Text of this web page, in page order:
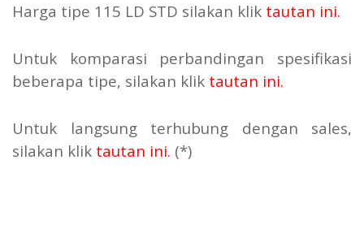
Harga tipe 115 LD STD silakan klik tautan ini.
Untuk komparasi perbandingan spesifikasi
beberapa tipe, silakan klik tautan ini.
Untuk langsung terhubung dengan sales,
silakan klik tautan ini. (*)